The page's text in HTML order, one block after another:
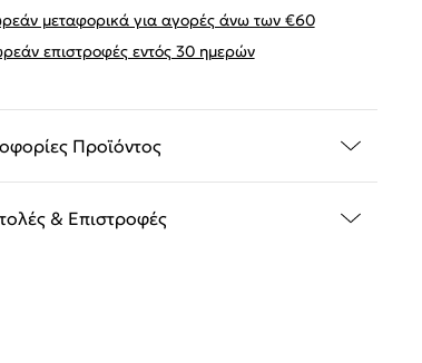
μεταφορικά για αγορές άνω των €60
επιστροφές εντός 30 ημερών
Προϊόντος
& Επιστροφές